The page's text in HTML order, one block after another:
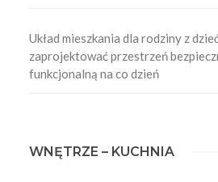
Układ mieszkania dla rodziny z
zaprojektować przestrzeń
funkcjonalną na co dzień
WNĘTRZE – KUCHNIA